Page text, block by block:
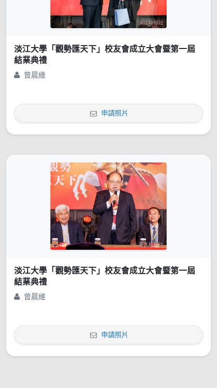
淡江大學「觀勢匯天下」校友會成立大會暨第一屆
結業典禮
曾晨維
申請照片
淡江大學「觀勢匯天下」校友會成立大會暨第一屆
結業典禮
曾晨維
申請照片